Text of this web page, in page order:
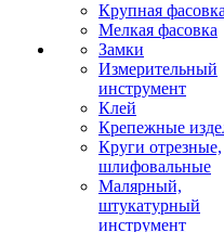
Крупная фасовка
Мелкая фасовка
Замки
Измерительный
инструмент
Клей
Крепежные
Круги отрезные,
шлифовальные
Малярный,
штукатурный
инструмент